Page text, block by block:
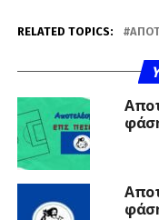
RELATED TOPICS: